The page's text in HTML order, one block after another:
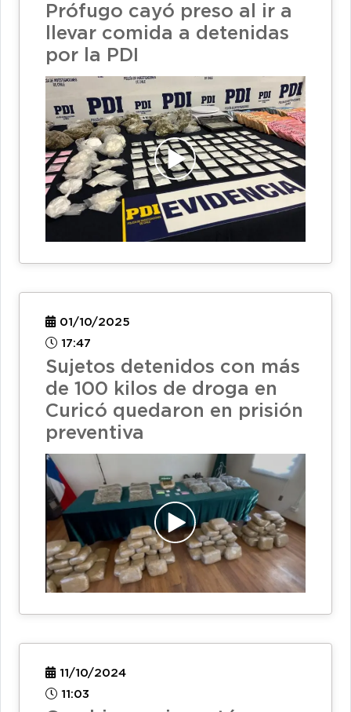
Prófugo cayó preso al ir a
llevar comida a detenidas
por la PDI
01/10/2025
17:47
Sujetos detenidos con más
de 100 kilos de droga en
Curicó quedaron en prisión
preventiva
11/10/2024
11:03